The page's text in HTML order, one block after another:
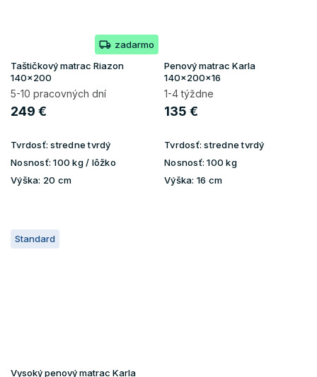
zadarmo
Taštičkový matrac Riazon
140x200
5-10 pracovných dní
249 €
Tvrdosť: stredne tvrdý
Nosnosť: 100 kg / lôžko
Výška: 20 cm
Penový matrac Karla
140x200x16
1-4 týždne
135 €
Tvrdosť: stredne tvrdý
Nosnosť: 100 kg
Výška: 16 cm
Standard
Vysoký penový matrac Karla